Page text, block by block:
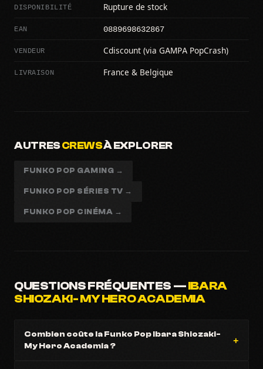
DISPONIBILITÉ Rupture de stock
EAN 0889698632867
VENDEUR Cdiscount (via GAMPA PopCrash)
LIVRAISON France & Belgique
AUTRESCREWSÀ EXPLORER
FUNKO POP GAMING →
FUNKO POP SÉRIES TV →
FUNKO POP CINÉMA →
QUESTIONS FRÉQUENTES —IBARA
SHIOZAKI- MY HERO ACADEMIA
Combien coûte la Funko Pop Ibara Shiozaki-
My Hero Academia ?